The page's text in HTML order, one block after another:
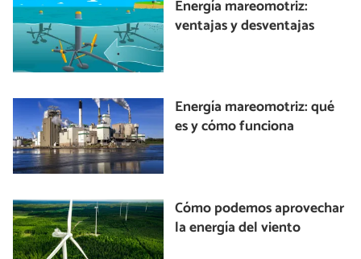
Energía mareomotriz:
ventajas y desventajas
Energía mareomotriz: qué
es y cómo funciona
Cómo podemos aprovechar
la energía del viento